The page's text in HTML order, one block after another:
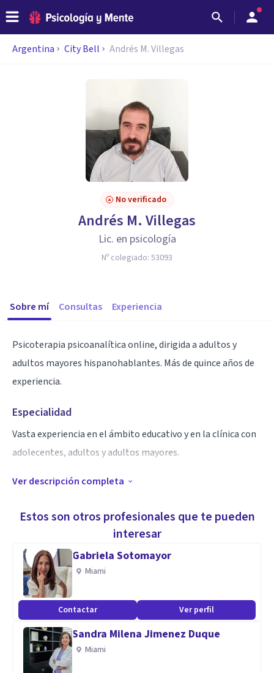
Argentina City Bell Andrés M. Villegas
No verificado
Andrés M. Villegas
Lic. en psicología
Nº colegiado: 53093
Sobre mí Consultas Experiencia
Psicoterapia psicoanalítica online, dirigida a adultos y
adultos mayores hispanohablantes. Más de quince años de
experiencia.
Especialidad
Vasta experiencia en el ámbito educativo y en la clínica con
adolecentes, adultos y adultos mayores.
Aptitudes
Resolución de conflictos.
Creatividad.
Paciencia.
Respeto.
Ver descripción completa
Estos son otros profesionales que te pueden
interesar
Gabriela Sotomayor
Miami
Contactar Ver perfil
Sandra Milena Jimenez Duque
Miami